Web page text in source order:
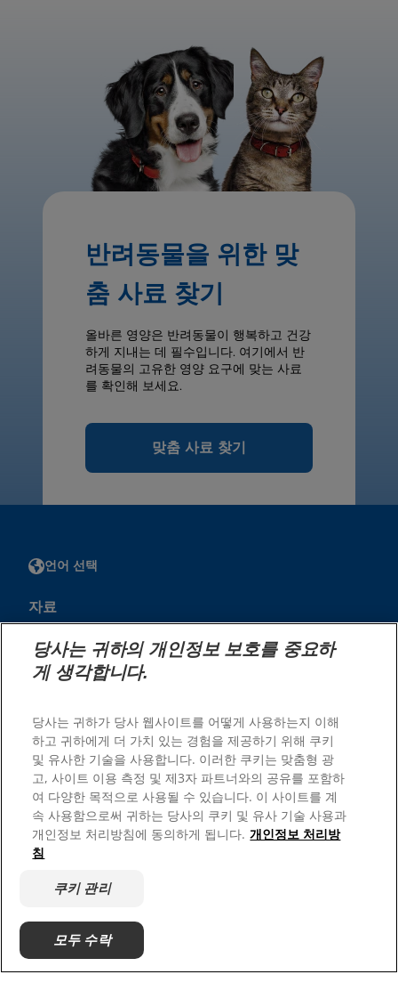
반려동물을 위한 맞
춤 사료 찾기
올바른 영양은 반려동물이 행복하고 건강
하게 지내는 데 필수입니다. 여기에서 반
려동물의 고유한 영양 요구에 맞는 사료
를 확인해 보세요.
맞춤 사료 찾기
언어 선택
자료
문의하기
사이트맵
Hil's Vet
채용
© 2026 Hill's Pet Nutrition, Inc.
당사는 귀하의 개인정보 보호를 중요하
게 생각합니다.
당사는 귀하가 당사 웹사이트를 어떻게 사용하는지 이해
하고 귀하에게 더 가치 있는 경험을 제공하기 위해 쿠키
및 유사한 기술을 사용합니다. 이러한 쿠키는 맞춤형 광
고, 사이트 이용 측정 및 제3자 파트너와의 공유를 포함하
여 다양한 목적으로 사용될 수 있습니다. 이 사이트를 계
속 사용함으로써 귀하는 당사의 쿠키 및 유사 기술 사용과
개인정보 처리방침에 동의하게 됩니다. 개인정보 처리방
침
쿠키 관리
모두 수락